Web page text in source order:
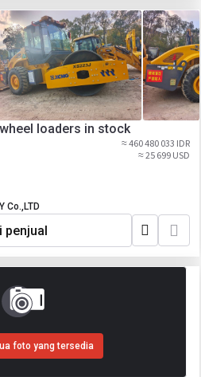
Plenty of wheel loaders in stock
≈ 460 480 033 IDR
≈ 25 699 USD
Co.,LTD
penjual
foto yang tersedia